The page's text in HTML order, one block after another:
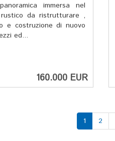
immersa nel
da ristrutturare ,
e costruzione di nuovo
ed...
160.000 EUR
1 (current)
2